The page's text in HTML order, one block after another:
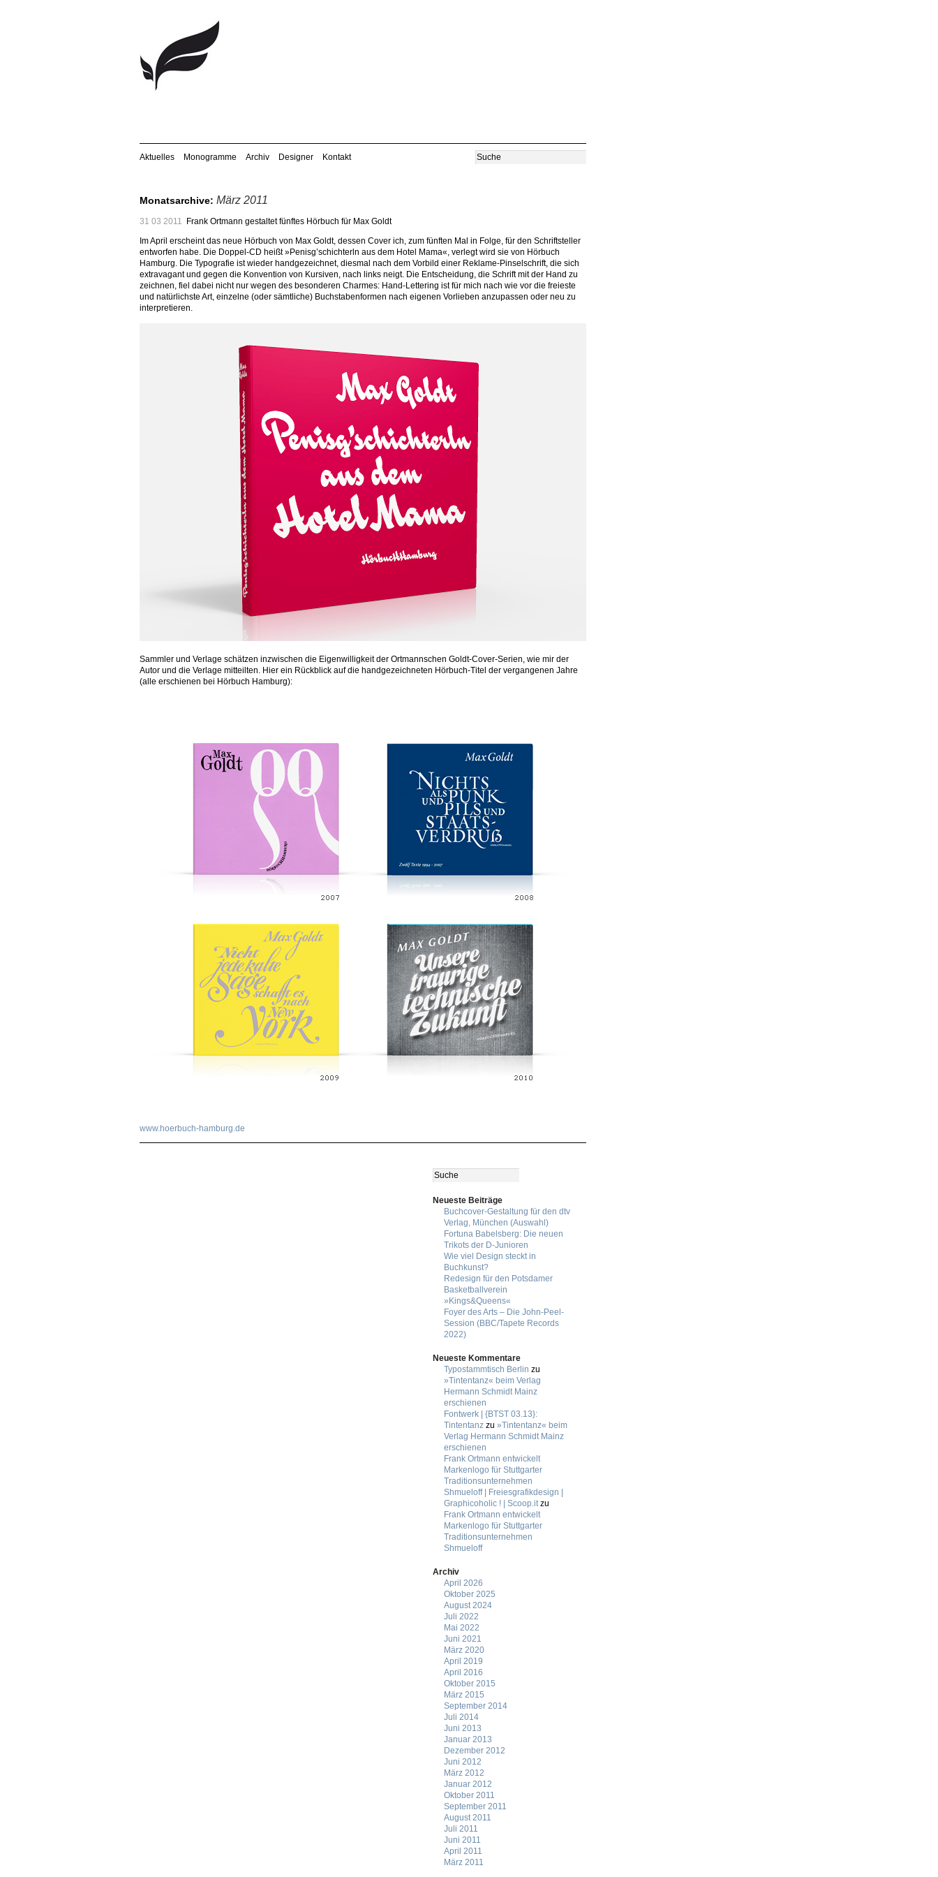
Aktuelles Monogramme Archiv Designer Kontakt
Monatsarchive: März 2011
31 03 2011 Frank Ortmann gestaltet fünftes Hörbuch für Max Goldt
Im April erscheint das neue Hörbuch von Max Goldt, dessen Cover ich, zum fünften Mal in Folge, für den Schriftsteller
entworfen habe. Die Doppel-CD heißt »Penisg’schichterln aus dem Hotel Mama«, verlegt wird sie von Hörbuch
Hamburg. Die Typografie ist wieder handgezeichnet, diesmal nach dem Vorbild einer Reklame-Pinselschrift, die sich
extravagant und gegen die Konvention von Kursiven, nach links neigt. Die Entscheidung, die Schrift mit der Hand zu
zeichnen, fiel dabei nicht nur wegen des besonderen Charmes: Hand-Lettering ist für mich nach wie vor die freieste
und natürlichste Art, einzelne (oder sämtliche) Buchstabenformen nach eigenen Vorlieben anzupassen oder neu zu
interpretieren.
Sammler und Verlage schätzen inzwischen die Eigenwilligkeit der Ortmannschen Goldt-Cover-Serien, wie mir der
Autor und die Verlage mitteilten. Hier ein Rückblick auf die handgezeichneten Hörbuch-Titel der vergangenen Jahre
(alle erschienen bei Hörbuch Hamburg):
www.hoerbuch-hamburg.de
Neueste Beiträge
Buchcover-Gestaltung für den dtv
Verlag, München (Auswahl)
Fortuna Babelsberg: Die neuen
Trikots der D-Junioren
Wie viel Design steckt in
Buchkunst?
Redesign für den Potsdamer
Basketballverein
»Kings&Queens«
Foyer des Arts – Die John-Peel-
Session (BBC/Tapete Records
2022)
Neueste Kommentare
Typostammtisch Berlin zu
»Tintentanz« beim Verlag
Hermann Schmidt Mainz
erschienen
Fontwerk | {BTST 03.13}:
Tintentanzzu »Tintentanz« beim
Verlag Hermann Schmidt Mainz
erschienen
Frank Ortmann entwickelt
Markenlogo für Stuttgarter
Traditionsunternehmen
Shmueloff | Freiesgrafikdesign |
Graphicoholic ! | Scoop.itzu
Frank Ortmann entwickelt
Markenlogo für Stuttgarter
Traditionsunternehmen
Shmueloff
Archiv
April 2026
Oktober 2025
August 2024
Juli 2022
Mai 2022
Juni 2021
März 2020
April 2019
April 2016
Oktober 2015
März 2015
September 2014
Juli 2014
Juni 2013
Januar 2013
Dezember 2012
Juni 2012
März 2012
Januar 2012
Oktober 2011
September 2011
August 2011
Juli 2011
Juni 2011
April 2011
März 2011